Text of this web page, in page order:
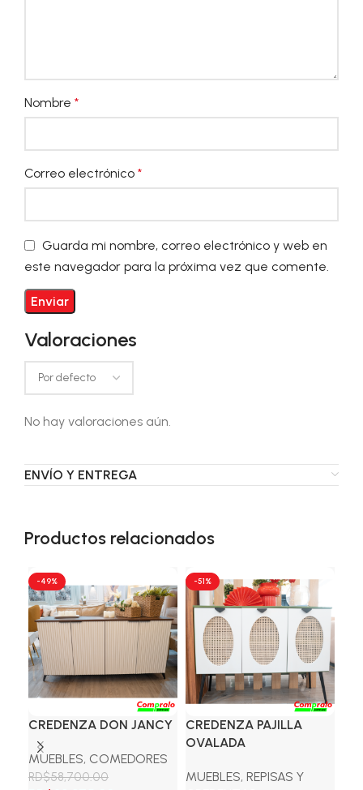
Valoraciones
No hay valoraciones aún.
Nombre *
Correo electrónico *
Guarda mi nombre, correo electrónico y web en
este navegador para la próxima vez que comente.
ENVÍO Y ENTREGA
Productos relacionados
-49%
CREDENZA DON JANCY
MUEBLES, COMEDORES
RD$58,700.00
-51%
CREDENZA PAJILLA
OVALADA
MUEBLES, REPISAS Y